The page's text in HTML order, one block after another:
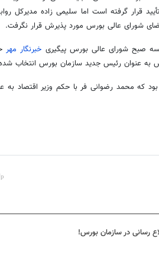
قرار گرفته است اما سلیمی زاده مدیرکل
شورای عالی بورس مورد پذیرش قرار نگرفت.
صبح شورای عالی بورس پیگیری خبرنگار مهر
به عنوان رئیس جدید سازمان بورس انتخاب
که محمد رضوانی فر با حکم وزیر اقتصاد به
رسانی در سازمان بورس!